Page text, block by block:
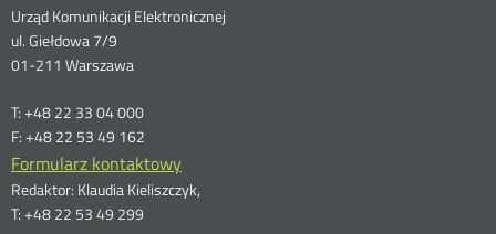
Dane
kontaktowe
Urząd Komunikacji Elektronicznej
ul. Giełdowa 7/9
01-211 Warszawa
T: +48 22 33 04 000
F: +48 22 53 49 162
Formularz kontaktowy
Redaktor: Klaudia Kieliszczyk,
T: +48 22 53 49 299